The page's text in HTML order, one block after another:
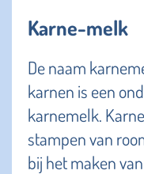
Karne-melk
De naam
karnen is een
karnemelk.
stampen van
bij het maken